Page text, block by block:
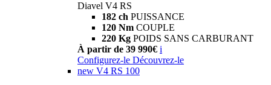
Diavel V4 RS
182 ch PUISSANCE
120 Nm COUPLE
220 Kg POIDS SANS CARBURANT
À partir de 39 990€ i
Configurez-le Découvrez-le
new V4 RS 100